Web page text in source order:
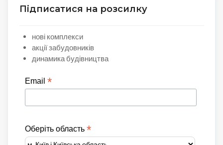
Підписатися на розсилку
нові комплекси
акції забудовників
динамика будівництва
Email *
Оберіть область *